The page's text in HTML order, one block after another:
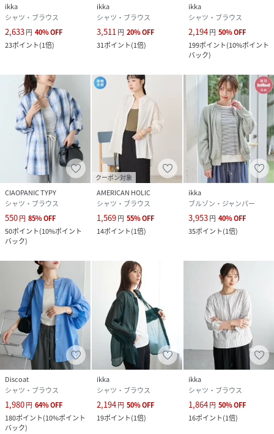
ikka
シャツ・ブラウス
2,633円 40%OFF
23ポイント(1倍)
ikka
シャツ・ブラウス
3,511円 20%OFF
31ポイント(1倍)
ikka
シャツ・ブラウス
2,194円 50%OFF
199ポイント(10%ポイント
バック)
CIAOPANIC TYPY
シャツ・ブラウス
550円 85%OFF
50ポイント(10%ポイント
バック)
クーポン対象
AMERICAN HOLIC
シャツ・ブラウス
1,569円 55%OFF
14ポイント(1倍)
ikka
ブルゾン・ジャンパー
3,953円 40%OFF
35ポイント(1倍)
Discoat
シャツ・ブラウス
1,980円 64%OFF
180ポイント(10%ポイント
バック)
ikka
シャツ・ブラウス
2,194円 50%OFF
19ポイント(1倍)
ikka
シャツ・ブラウス
1,864円 50%OFF
16ポイント(1倍)